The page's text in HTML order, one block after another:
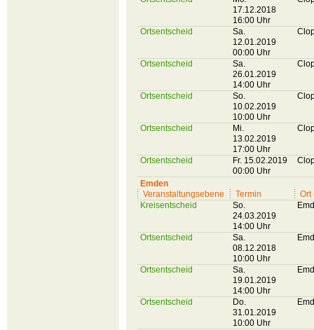
17.12.2018
16:00 Uhr
Ortsentscheid
Sa.
12.01.2019
00:00 Uhr
Ortsentscheid
Sa.
26.01.2019
14:00 Uhr
Ortsentscheid
So.
10.02.2019
10:00 Uhr
Ortsentscheid
Mi.
13.02.2019
17:00 Uhr
Ortsentscheid
Fr. 15.02.2019
00:00 Uhr
Emden
Veranstaltungsebene
Termin
Ort
Kreisentscheid
So.
24.03.2019
14:00 Uhr
Ortsentscheid
Sa.
08.12.2018
10:00 Uhr
Ortsentscheid
Sa.
19.01.2019
14:00 Uhr
Ortsentscheid
Do.
31.01.2019
10:00 Uhr